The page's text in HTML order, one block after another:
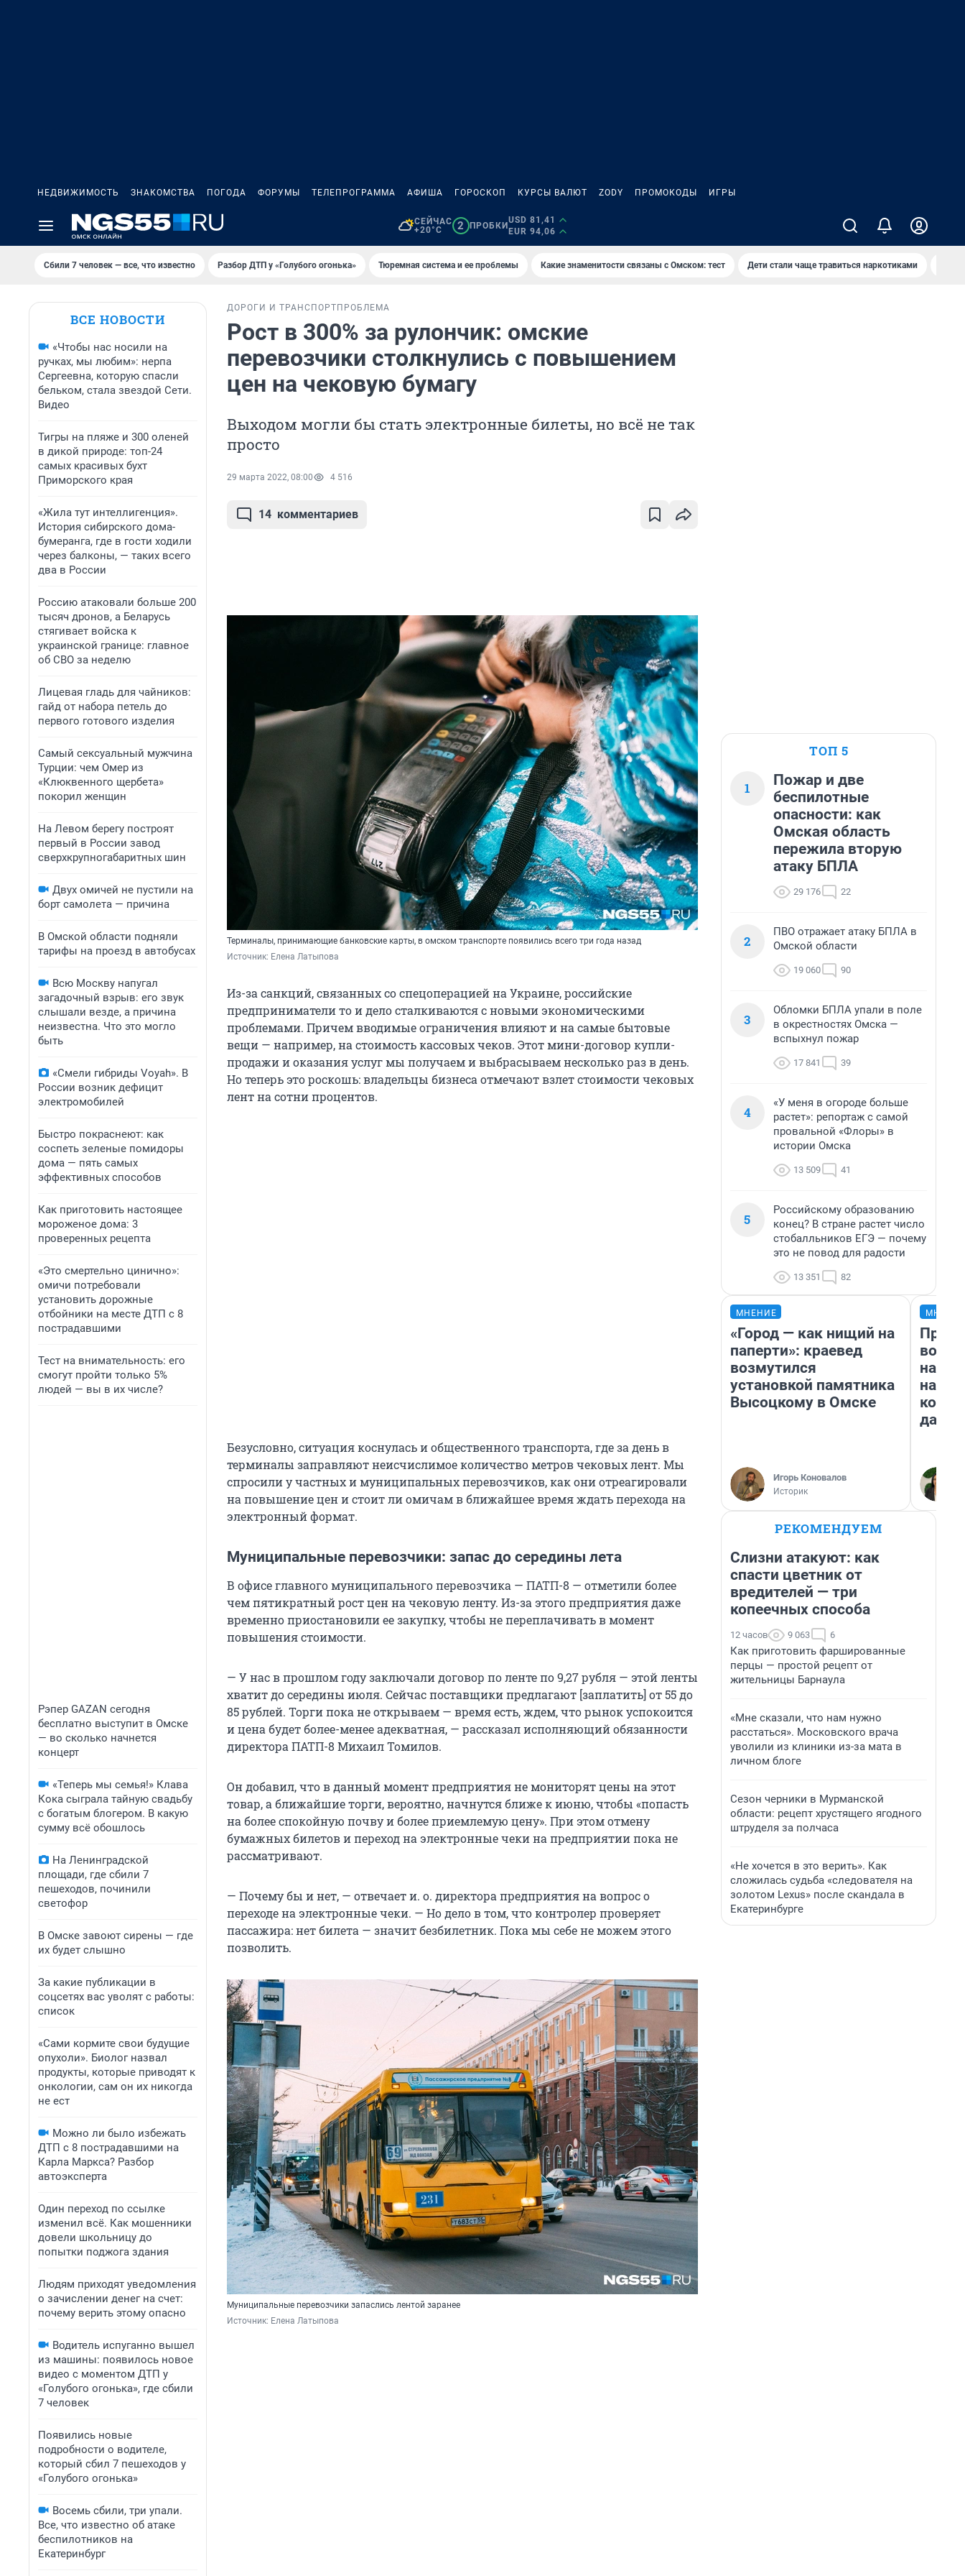
НЕДВИЖИМОСТЬ ЗНАКОМСТВА ПОГОДА ФОРУМЫ ТЕЛЕПРОГРАММА АФИША ГОРОСКОП КУРСЫ ВАЛЮТ ZODY ПРОМОКОДЫ ИГРЫ
СЕЙЧАС
+20°C
2 ПРОБКИ
USD 81,41
EUR 94,06
Сбили 7 человек — все, что известно Разбор ДТП у «Голубого огонька» Тюремная система и ее проблемы Какие знаменитости связаны с Омском: тест Дети стали чаще травиться наркотиками
ВСЕ НОВОСТИ
«Чтобы нас носили на
ручках, мы любим»: нерпа
Сергеевна, которую спасли
бельком, стала звездой Сети.
Видео
Тигры на пляже и 300 оленей
в дикой природе: топ-24
самых красивых бухт
Приморского края
«Жила тут интеллигенция».
История сибирского дома-
бумеранга, где в гости ходили
через балконы, — таких всего
два в России
Россию атаковали больше 200
тысяч дронов, а Беларусь
стягивает войска к
украинской границе: главное
об СВО за неделю
Лицевая гладь для чайников:
гайд от набора петель до
первого готового изделия
Самый сексуальный мужчина
Турции: чем Омер из
«Клюквенного щербета»
покорил женщин
На Левом берегу построят
первый в России завод
сверхкрупногабаритных шин
Двух омичей не пустили на
борт самолета — причина
В Омской области подняли
тарифы на проезд в автобусах
Всю Москву напугал
загадочный взрыв: его звук
слышали везде, а причина
неизвестна. Что это могло
быть
«Смели гибриды Voyah». В
России возник дефицит
электромобилей
Быстро покраснеют: как
соспеть зеленые помидоры
дома — пять самых
эффективных способов
Как приготовить настоящее
мороженое дома: 3
проверенных рецепта
«Это смертельно цинично»:
омичи потребовали
установить дорожные
отбойники на месте ДТП с 8
пострадавшими
Тест на внимательность: его
смогут пройти только 5%
людей — вы в их числе?
Рэпер GAZAN сегодня
бесплатно выступит в Омске
— во сколько начнется
концерт
«Теперь мы семья!» Клава
Кока сыграла тайную свадьбу
с богатым блогером. В какую
сумму всё обошлось
На Ленинградской
площади, где сбили 7
пешеходов, починили
светофор
В Омске завоют сирены — где
их будет слышно
За какие публикации в
соцсетях вас уволят с работы:
список
«Сами кормите свои будущие
опухоли». Биолог назвал
продукты, которые приводят к
онкологии, сам он их никогда
не ест
Можно ли было избежать
ДТП с 8 пострадавшими на
Карла Маркса? Разбор
автоэксперта
Один переход по ссылке
изменил всё. Как мошенники
довели школьницу до
попытки поджога здания
Людям приходят уведомления
о зачислении денег на счет:
почему верить этому опасно
Водитель испуганно вышел
из машины: появилось новое
видео с моментом ДТП у
«Голубого огонька», где сбили
7 человек
Появились новые
подробности о водителе,
который сбил 7 пешеходов у
«Голубого огонька»
Восемь сбили, три упали.
Все, что известно об атаке
беспилотников на
Екатеринбург
ДОРОГИ И ТРАНСПОРТ ПРОБЛЕМА
Рост в 300% за рулончик: омские
перевозчики столкнулись с повышением
цен на чековую бумагу
Выходом могли бы стать электронные билеты, но всё не так
просто
29 марта 2022, 08:00 4 516
14 комментариев
Терминалы, принимающие банковские карты, в омском транспорте появились всего три года назад
Источник: Елена Латыпова
Из-за санкций, связанных со спецоперацией на Украине, российские
предприниматели то и дело сталкиваются с новыми экономическими
проблемами. Причем вводимые ограничения влияют и на самые бытовые
вещи — например, на стоимость кассовых чеков. Этот мини-договор купли-
продажи и оказания услуг мы получаем и выбрасываем несколько раз в день.
Но теперь это роскошь: владельцы бизнеса отмечают взлет стоимости чековых
лент на сотни процентов.
Безусловно, ситуация коснулась и общественного транспорта, где за день в
терминалы заправляют неисчислимое количество метров чековых лент. Мы
спросили у частных и муниципальных перевозчиков, как они отреагировали
на повышение цен и стоит ли омичам в ближайшее время ждать перехода на
электронный формат.
Муниципальные перевозчики: запас до середины лета
В офисе главного муниципального перевозчика — ПАТП-8 — отметили более
чем пятикратный рост цен на чековую ленту. Из-за этого предприятия даже
временно приостановили ее закупку, чтобы не переплачивать в момент
повышения стоимости.
— У нас в прошлом году заключали договор по ленте по 9,27 рубля — этой ленты
хватит до середины июля. Сейчас поставщики предлагают [заплатить] от 55 до
85 рублей. Торги пока не открываем — время есть, ждем, что рынок успокоится
и цена будет более-менее адекватная, — рассказал исполняющий обязанности
директора ПАТП-8 Михаил Томилов.
Он добавил, что в данный момент предприятия не мониторят цены на этот
товар, а ближайшие торги, вероятно, начнутся ближе к июню, чтобы «попасть
на более спокойную почву и более приемлемую цену». При этом отмену
бумажных билетов и переход на электронные чеки на предприятии пока не
рассматривают.
— Почему бы и нет, — отвечает и. о. директора предприятия на вопрос о
переходе на электронные чеки. — Но дело в том, что контролер проверяет
пассажира: нет билета — значит безбилетник. Пока мы себе не можем этого
позволить.
Муниципальные перевозчики запаслись лентой заранее
Источник: Елена Латыпова
ТОП 5
1
Пожар и две
беспилотные
опасности: как
Омская область
пережила вторую
атаку БПЛА
29 176 22
2
ПВО отражает атаку БПЛА в
Омской области
19 060 90
3
Обломки БПЛА упали в поле
в окрестностях Омска —
вспыхнул пожар
17 841 39
4
«У меня в огороде больше
растет»: репортаж с самой
провальной «Флоры» в
истории Омска
13 509 41
5
Российскому образованию
конец? В стране растет число
стобалльников ЕГЭ — почему
это не повод для радости
13 351 82
МНЕНИЕ
«Город — как нищий на
паперти»: краевед
возмутился
установкой памятника
Высоцкому в Омске
Игорь Коновалов
Историк
нам
даже
РЕКОМЕНДУЕМ
Слизни атакуют: как
спасти цветник от
вредителей — три
копеечных способа
12 часов 9 063 6
Как приготовить фаршированные
перцы — простой рецепт от
жительницы Барнаула
«Мне сказали, что нам нужно
расстаться». Московского врача
уволили из клиники из-за мата в
личном блоге
Сезон черники в Мурманской
области: рецепт хрустящего ягодного
штруделя за полчаса
«Не хочется в это верить». Как
сложилась судьба «следователя на
золотом Lexus» после скандала в
Екатеринбурге